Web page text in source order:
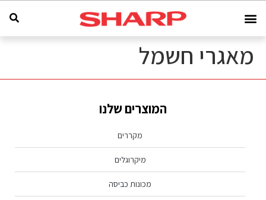
מאגרי חשמל
המוצרים שלנו
מקררים
מיקרוגלים
מכונות כביסה